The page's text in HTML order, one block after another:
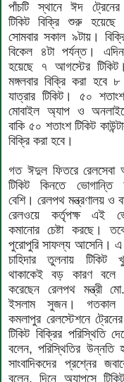
পাঁচটি স্থানে ঈদ
টিকিট বিক্রি শুরু হয়েছে
সোমবার সকাল ৯টায়।
বিকেল ৪টা পর্যন্ত।
হয়েছে ৭ আগস্টের
মঙ্গলবার বিক্রি করা হবে
যাত্রার টিকিট। ৫০
মোবাইল অ্যাপ ও
বাকি ৫০ শতাংশ টিকিট
বিক্রি করা হবে।
গত ঈদুল ফিতরে রেলসেবা
টিকিট কিনতে ভোগান্তি
বেশি। রেলপথ মন্ত্রণালয় ও
রেলওয়ে কর্তৃপক্ষ এই
কমানোর চেষ্টা করছে।
পুরোপুরি সাফল্য আসেনি। এ
চাহিদার তুলনায়
থাকাকেই বড় কারণ বলে
করেছেন রেলপথ মন্ত্রী
ইসলাম সুজন। গতকাল
কমলাপুর রেলস্টেশনে
টিকিট বিক্রির পরিস্থিতি
বলেন, পরিস্থিতির উন্নতি
সাংবাদিকদের প্রশ্নের
বলেন, দিনে অ্যাপসে